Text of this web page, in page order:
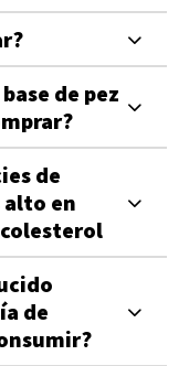
de pez
de
alto en
de